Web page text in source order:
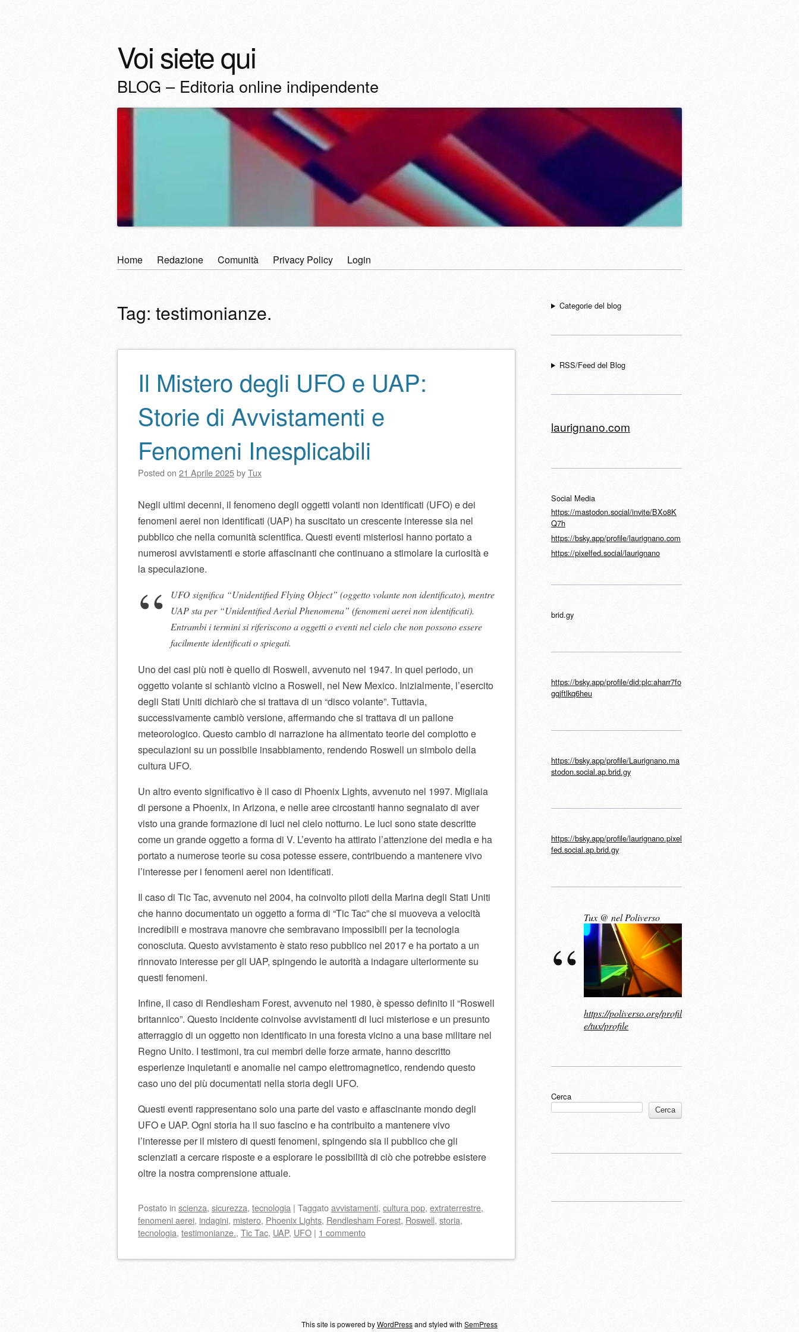
Voi siete qui
BLOG – Editoria online indipendente
Vai
Home Redazione Comunità Privacy Policy Login
Tag: testimonianze.
Navigazione articolo
Il Mistero degli UFO e UAP:
Storie di Avvistamenti e
Fenomeni Inesplicabili
Posted on 21 Aprile 2025byTux
Negli ultimi decenni, il fenomeno degli oggetti volanti non identificati (UFO) e dei
fenomeni aerei non identificati (UAP) ha suscitato un crescente interesse sia nel
pubblico che nella comunità scientifica. Questi eventi misteriosi hanno portato a
numerosi avvistamenti e storie affascinanti che continuano a stimolare la curiosità e
la speculazione.
UFO significa “Unidentified Flying Object” (oggetto volante non identificato), mentre
UAP sta per “Unidentified Aerial Phenomena” (fenomeni aerei non identificati).
Entrambi i termini si riferiscono a oggetti o eventi nel cielo che non possono essere
facilmente identificati o spiegati.
Uno dei casi più noti è quello di Roswell, avvenuto nel 1947. In quel periodo, un
oggetto volante si schiantò vicino a Roswell, nel New Mexico. Inizialmente, l’esercito
degli Stati Uniti dichiarò che si trattava di un “disco volante”. Tuttavia,
successivamente cambiò versione, affermando che si trattava di un pallone
meteorologico. Questo cambio di narrazione ha alimentato teorie del complotto e
speculazioni su un possibile insabbiamento, rendendo Roswell un simbolo della
cultura UFO.
Un altro evento significativo è il caso di Phoenix Lights, avvenuto nel 1997. Migliaia
di persone a Phoenix, in Arizona, e nelle aree circostanti hanno segnalato di aver
visto una grande formazione di luci nel cielo notturno. Le luci sono state descritte
come un grande oggetto a forma di V. L’evento ha attirato l’attenzione dei media e ha
portato a numerose teorie su cosa potesse essere, contribuendo a mantenere vivo
l’interesse per i fenomeni aerei non identificati.
Il caso di Tic Tac, avvenuto nel 2004, ha coinvolto piloti della Marina degli Stati Uniti
che hanno documentato un oggetto a forma di “Tic Tac” che si muoveva a velocità
incredibili e mostrava manovre che sembravano impossibili per la tecnologia
conosciuta. Questo avvistamento è stato reso pubblico nel 2017 e ha portato a un
rinnovato interesse per gli UAP, spingendo le autorità a indagare ulteriormente su
questi fenomeni.
Infine, il caso di Rendlesham Forest, avvenuto nel 1980, è spesso definito il “Roswell
britannico”. Questo incidente coinvolse avvistamenti di luci misteriose e un presunto
atterraggio di un oggetto non identificato in una foresta vicino a una base militare nel
Regno Unito. I testimoni, tra cui membri delle forze armate, hanno descritto
esperienze inquietanti e anomalie nel campo elettromagnetico, rendendo questo
caso uno dei più documentati nella storia degli UFO.
Questi eventi rappresentano solo una parte del vasto e affascinante mondo degli
UFO e UAP. Ogni storia ha il suo fascino e ha contribuito a mantenere vivo
l’interesse per il mistero di questi fenomeni, spingendo sia il pubblico che gli
scienziati a cercare risposte e a esplorare le possibilità di ciò che potrebbe esistere
oltre la nostra comprensione attuale.
Postato in scienza, sicurezza, tecnologia | Taggatoavvistamenti, cultura pop, extraterrestre,
fenomeni aerei, indagini, mistero, Phoenix Lights, Rendlesham Forest, Roswell, storia,
tecnologia, testimonianze., Tic Tac, UAP, UFO | 1 commento
Categorie del blog
RSS/Feed del Blog
laurignano.com
Social Media
https://mastodon.social/invite/BXo8K
Q7h
https://bsky.app/profile/laurignano.com
https://pixelfed.social/laurignano
brid.gy
https://bsky.app/profile/did:plc:aharr7fo
gqjftlkq6heu
https://bsky.app/profile/Laurignano.ma
stodon.social.ap.brid.gy
https://bsky.app/profile/laurignano.pixel
fed.social.ap.brid.gy
Tux @ nel Poliverso
https://poliverso.org/profil
e/tux/profile
Cerca
Cerca
This site is powered byWordPressand styled with SemPress